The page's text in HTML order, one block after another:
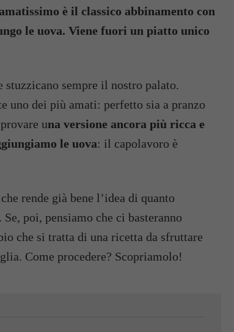
è il classico abbinamento con
le uova. Viene fuori un piatto unico
stuzzicano sempre il nostro palato.
uno dei più amati: perfetto sia a pranzo
una versione ancora più ricca e
le uova: il capolavoro è
rende già bene l’idea di quanto
poi, pensiamo che ci basteranno
che si tratta di una ricetta da sfruttare
Come procedere? Scopriamolo!